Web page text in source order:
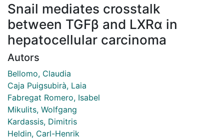
Snail mediates crosstalk
between TGFβ and LXRα in
hepatocellular carcinoma
Autors
Bellomo, Claudia
Caja Puigsubirà, Laia
Fabregat Romero, Isabel
Mikulits, Wolfgang
Kardassis, Dimitris
Heldin, Carl-Henrik